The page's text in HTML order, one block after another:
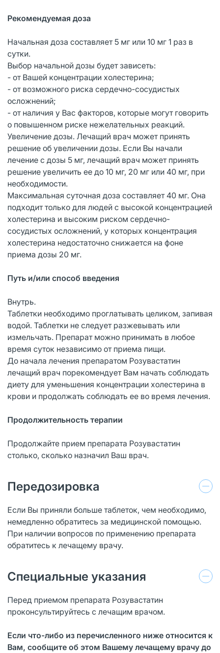
Рекомендуемая доза
Начальная доза составляет 5 мг или 10 мг 1 раз в
сутки.
Выбор начальной дозы будет зависеть:
- от Вашей концентрации холестерина;
- от возможного риска сердечно-сосудистых
осложнений;
- от наличия у Вас факторов, которые могут говорить
о повышенном риске нежелательных реакций.
Увеличение дозы. Лечащий врач может принять
решение об увеличении дозы. Если Вы начали
лечение с дозы 5 мг, лечащий врач может принять
решение увеличить ее до 10 мг, 20 мг или 40 мг, при
необходимости.
Максимальная суточная доза составляет 40 мг. Она
подходит только для людей с высокой концентрацией
холестерина и высоким риском сердечно-
сосудистых осложнений, у которых концентрация
холестерина недостаточно снижается на фоне
приема дозы 20 мг.
Путь и/или способ введения
Внутрь.
Таблетки необходимо проглатывать целиком, запивая
водой. Таблетки не следует разжевывать или
измельчать. Препарат можно принимать в любое
время суток независимо от приема пищи.
До начала лечения препаратом Розувастатин
лечащий врач порекомендует Вам начать соблюдать
диету для уменьшения концентрации холестерина в
крови и продолжать соблюдать ее во время лечения.
Продолжительность терапии
Продолжайте прием препарата Розувастатин
столько, сколько назначил Ваш врач.
Передозировка
Если Вы приняли больше таблеток, чем необходимо,
немедленно обратитесь за медицинской помощью.
При наличии вопросов по применению препарата
обратитесь к лечащему врачу.
Специальные указания
Перед приемом препарата Розувастатин
проконсультируйтесь с лечащим врачом.
Если что-либо из перечисленного ниже относится к
Вам, сообщите об этом Вашему лечащему врачу до